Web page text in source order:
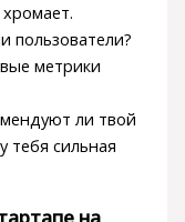
пользователи?
метрики
ли твой
тебя сильная